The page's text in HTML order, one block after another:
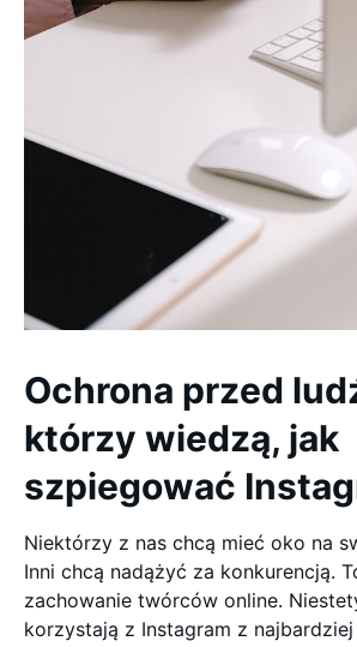
Ochrona przed
którzy wiedzą, jak
szpiegować
Niektórzy z nas chcą mieć oko na
Inni chcą nadążyć za konkurencją.
zachowanie twórców online.
korzystają z Instagram z